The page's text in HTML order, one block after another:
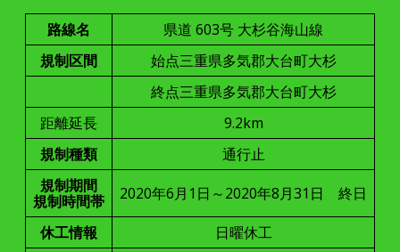
路線名
県道 603号 大杉谷海山線
規制区間
始点三重県多気郡大台町大杉
終点三重県多気郡大台町大杉
距離延長
9.2km
規制種類
通行止
規制期間
規制時間帯
2020年6月1日～2020年8月31日 終日
休工情報
日曜休工